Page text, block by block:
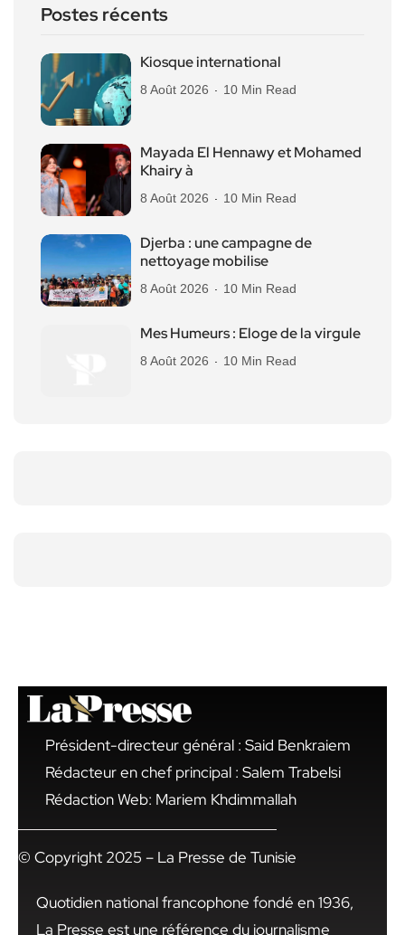
Postes récents
Kiosque international
8 Août 2026 10 Min Read
Mayada El Hennawy et Mohamed
Khairy à
8 Août 2026 10 Min Read
Djerba : une campagne de
nettoyage mobilise
8 Août 2026 10 Min Read
Mes Humeurs : Eloge de la virgule
8 Août 2026 10 Min Read
Président-directeur général : Said Benkraiem
Rédacteur en chef principal : Salem Trabelsi
Rédaction Web: Mariem Khdimmallah
© Copyright 2025 – La Presse de Tunisie
Quotidien national francophone fondé en 1936,
La Presse est une référence du journalisme